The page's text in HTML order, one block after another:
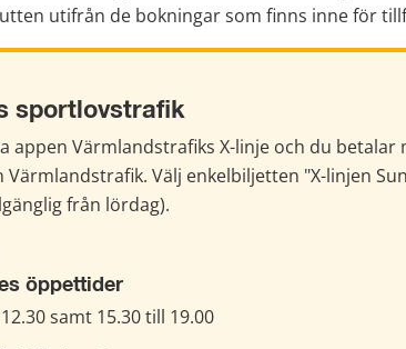
utifrån de bokningar som finns inne för
sportlovstrafik
appen Värmlandstrafiks X-linje och du betalar
Välj enkelbiljetten "X-linjen
från lördag).
öppettider
samt 15.30 till 19.00